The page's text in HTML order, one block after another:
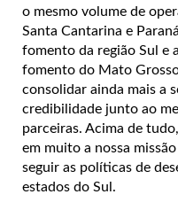
o mesmo volume de
Santa Cantarina e
fomento da região Sul e
fomento do Mato
consolidar ainda mais a
credibilidade junto ao
parceiras. Acima de
em muito a nossa
seguir as políticas de
estados do Sul.